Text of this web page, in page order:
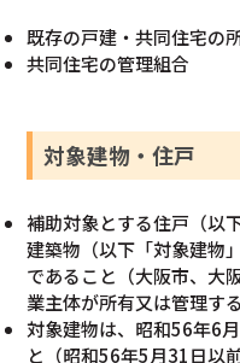
既存の戸建・共同住宅の
共同住宅の管理組合
対象建物・住戸
補助対象とする住戸（以
建築物（以下「対象建物
であること（大阪市、大
業主体が所有又は管理す
対象建物は、昭和56年6
と（昭和56年5月31日以